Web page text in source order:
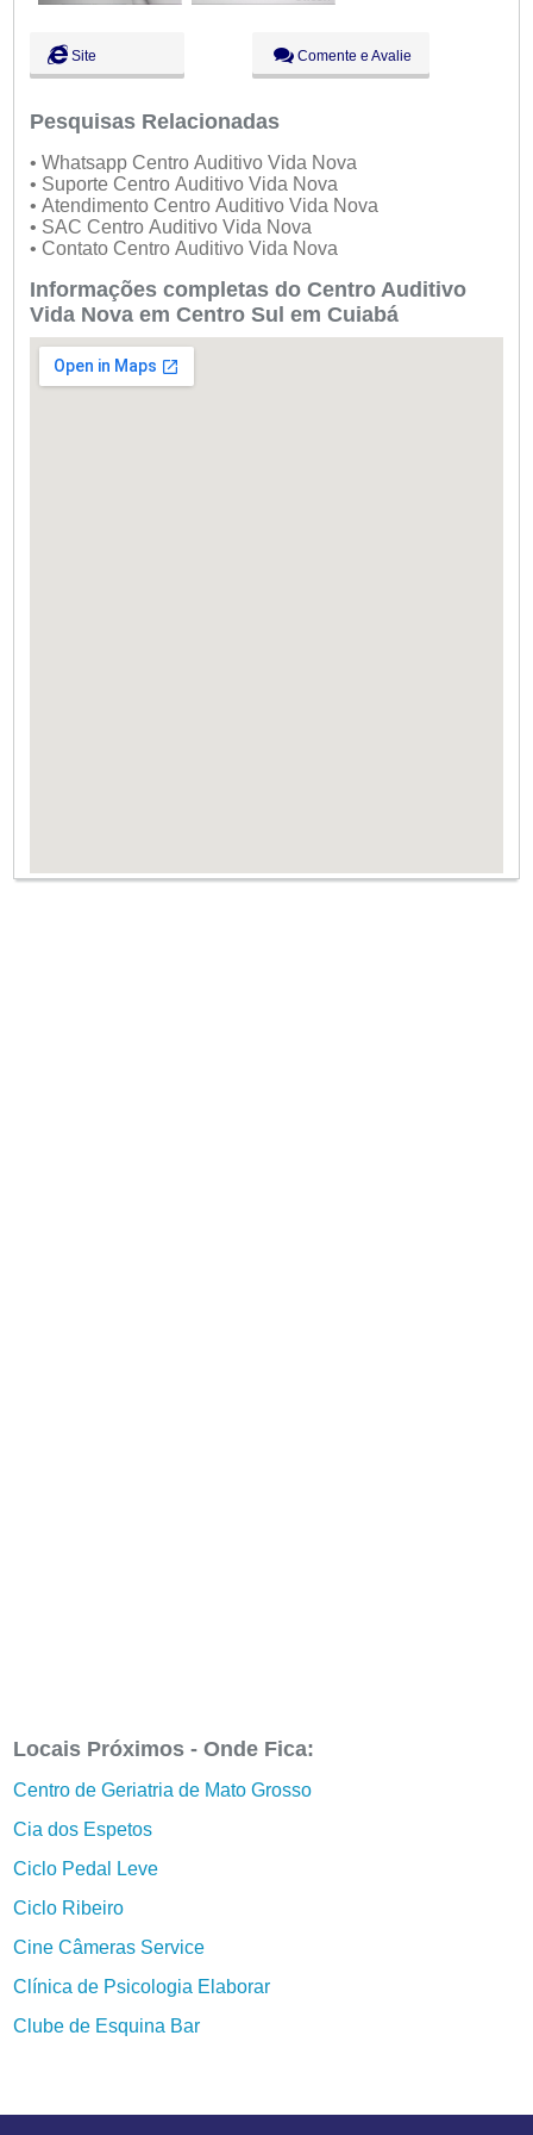
Site Comente e Avalie
Pesquisas Relacionadas
• Whatsapp Centro Auditivo Vida Nova
• Suporte Centro Auditivo Vida Nova
• Atendimento Centro Auditivo Vida Nova
• SAC Centro Auditivo Vida Nova
• Contato Centro Auditivo Vida Nova
Informações completas do Centro Auditivo
Vida Nova em Centro Sul em Cuiabá
Locais Próximos - Onde Fica:
Centro de Geriatria de Mato Grosso
Cia dos Espetos
Ciclo Pedal Leve
Ciclo Ribeiro
Cine Câmeras Service
Clínica de Psicologia Elaborar
Clube de Esquina Bar